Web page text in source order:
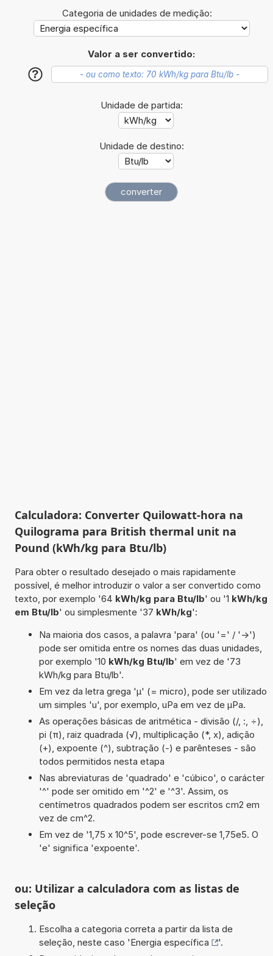
Categoria de unidades de medição:
Valor a ser convertido:
?
Unidade de partida:
Unidade de destino:
Calculadora: Converter Quilowatt-hora na
Quilograma para British thermal unit na
Pound (kWh/kg para Btu/lb)
Para obter o resultado desejado o mais rapidamente
possível, é melhor introduzir o valor a ser convertido como
texto, por exemplo '64 kWh/kg para Btu/lb' ou '1 kWh/kg
em Btu/lb' ou simplesmente '37 kWh/kg':
Na maioria dos casos, a palavra 'para' (ou '=' / '->')
pode ser omitida entre os nomes das duas unidades,
por exemplo '10 kWh/kg Btu/lb' em vez de '73
kWh/kg para Btu/lb'.
Em vez da letra grega 'µ' (= micro), pode ser utilizado
um simples 'u', por exemplo, uPa em vez de µPa.
As operações básicas de aritmética - divisão (/, :, ÷),
pi (π), raiz quadrada (√), multiplicação (*, x), adição
(+), expoente (^), subtração (-) e parênteses - são
todos permitidos nesta etapa
Nas abreviaturas de 'quadrado' e 'cúbico', o carácter
'^' pode ser omitido em '^2' e '^3'. Assim, os
centímetros quadrados podem ser escritos cm2 em
vez de cm^2.
Em vez de '1,75 x 10^5', pode escrever-se 1,75e5. O
'e' significa 'expoente'.
ou: Utilizar a calculadora com as listas de
seleção
Escolha a categoria correta a partir da lista de
seleção, neste caso 'Energia específica
'.